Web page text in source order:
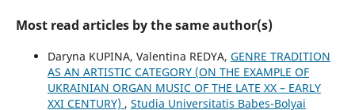
Most read articles by the same author(s)
Daryna KUPINA, Valentina REDYA, GENRE TRADITION
AS AN ARTISTIC CATEGORY (ON THE EXAMPLE OF
UKRAINIAN ORGAN MUSIC OF THE LATE XX – EARLY
XXI CENTURY) , Studia Universitatis Babes-Bolyai